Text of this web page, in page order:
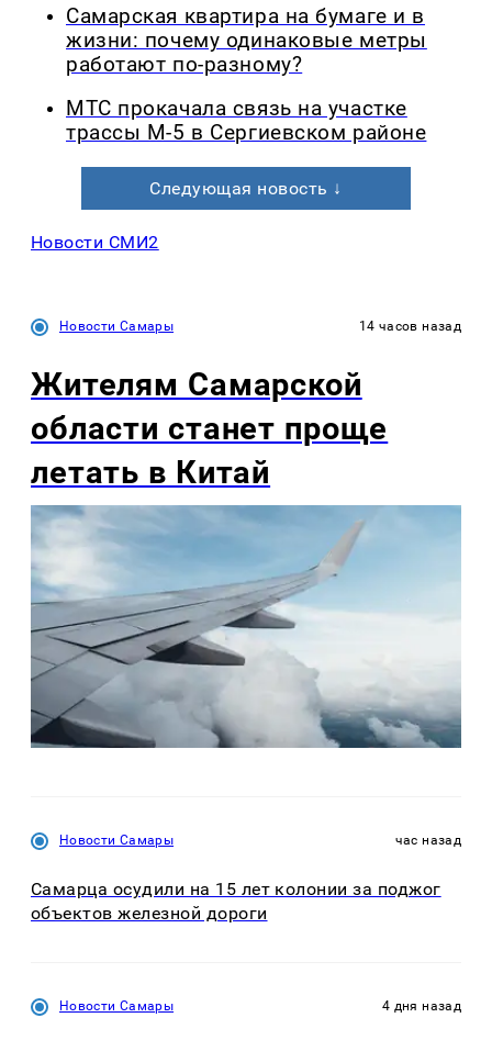
Самарская квартира на бумаге и в
жизни: почему одинаковые метры
работают по-разному?
МТС прокачала связь на участке
трассы М-5 в Сергиевском районе
Следующая новость ↓
Новости СМИ2
Новости Самары 14 часов назад
Жителям Самарской
области станет проще
летать в Китай
Новости Самары час назад
Самарца осудили на 15 лет колонии за поджог
объектов железной дороги
Новости Самары 4 дня назад